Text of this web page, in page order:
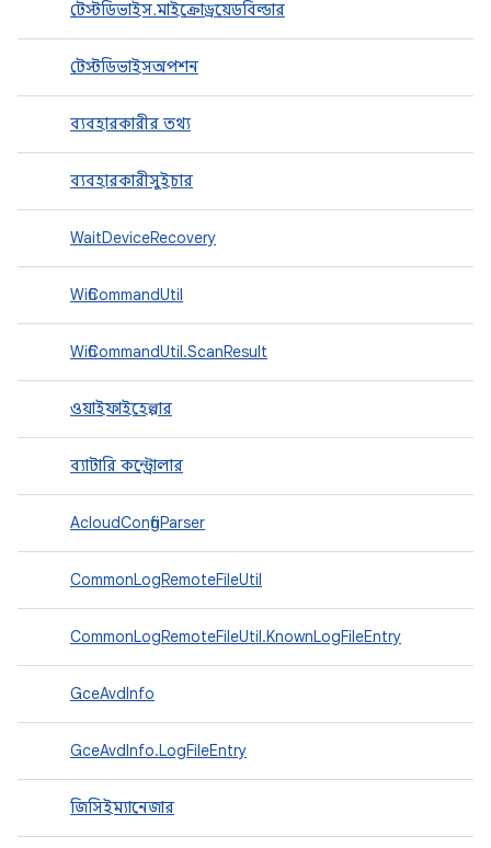
টেস্টডিভাইস.মাইক্রোড্রয়েডবিল্ডার
টেস্টডিভাইসঅপশন
ব্যবহারকারীর তথ্য
ব্যবহারকারীসুইচার
WaitDeviceRecovery
WifiCommandUtil
WifiCommandUtil.ScanResult
ওয়াইফাইহেল্পার
ব্যাটারি কন্ট্রোলার
AcloudConfigParser
CommonLogRemoteFileUtil
CommonLogRemoteFileUtil.KnownLogFileEntry
GceAvdInfo
GceAvdInfo.LogFileEntry
জিসিইম্যানেজার